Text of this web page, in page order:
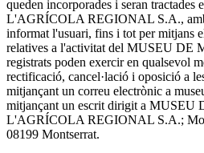
queden incorporades i seran tractades
L'AGRÍCOLA REGIONAL S.A.,
informat l'usuari, fins i tot per mitjans
relatives a l'activitat del MUSEU DE
registrats poden exercir en qualsevol
rectificació, cancel·lació i oposició a
mitjançant un correu electrònic a
mitjançant un escrit dirigit a MUSEU
L'AGRÍCOLA REGIONAL S.A.;
08199 Montserrat.